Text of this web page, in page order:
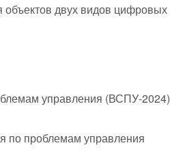
двух видов цифровых
управления (ВСПУ-2024)
по проблемам управления